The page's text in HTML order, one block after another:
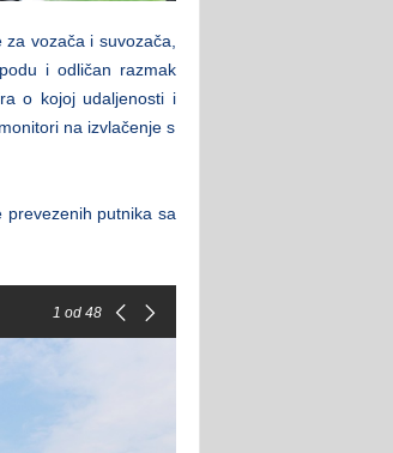
vozača i suvozača,
i odličan razmak
o kojoj udaljenosti i
na izvlačenje s
prevezenih putnika sa
1 od 48